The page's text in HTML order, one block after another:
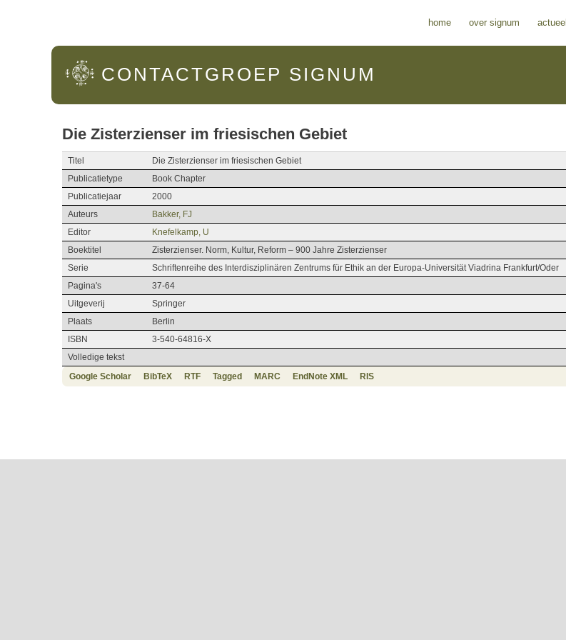
home over signum actueel
CONTACTGROEP SIGNUM
Die Zisterzienser im friesischen Gebiet
Titel
Die Zisterzienser im friesischen Gebiet
Publicatietype
Book Chapter
Publicatiejaar
2000
Auteurs
Bakker, FJ
Editor
Knefelkamp, U
Boektitel
Zisterzienser. Norm, Kultur, Reform – 900 Jahre Zisterzienser
Serie
Schriftenreihe des Interdisziplinären Zentrums für Ethik an der Europa-Universität Viadrina Frankfurt/Oder
Pagina's
37-64
Uitgeverij
Springer
Plaats
Berlin
ISBN
3-540-64816-X
Volledige tekst
Google Scholar
BibTeX RTF Tagged MARC EndNote XML RIS